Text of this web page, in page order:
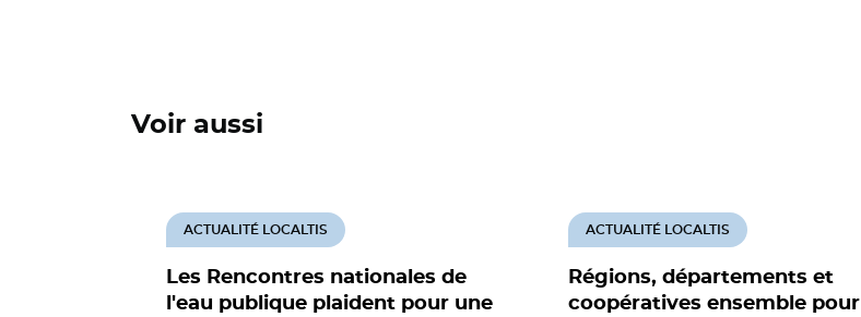
Voir aussi
Les Rencontres nationales de
l'eau publique plaident pour une
ACTUALITÉ LOCALTIS
Régions, départements et
coopératives ensemble pour
ACTUALITÉ LOCALTIS